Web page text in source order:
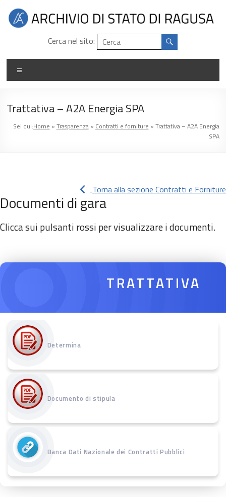
contenuto
Archivio
di
stato
di
Ragusa
Cerca nel sito:
Trattativa – A2A Energia SPA
Sei qui:Home » Trasparenza» Contratti e forniture » Trattativa – A2A Energia
SPA
Torna alla sezione Contratti e Forniture
Documenti di gara
Clicca sui pulsanti rossi per visualizzare i documenti.
TRATTATIVA
Determina
Documento di stipula
Banca Dati Nazionale dei Contratti Pubblici